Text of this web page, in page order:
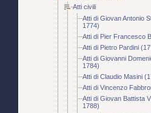
Atti civili
Atti di Giovan Antonio
1774)
Atti di Pier Francesco
Atti di Pietro Pardini
Atti di Giovanni
1784)
Atti di Claudio Masini
Atti di Vincenzo
Atti di Giovan Battista
1788)